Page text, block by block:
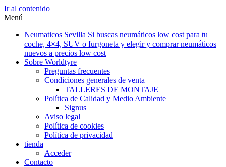
Ir al contenido
Menú
Neumaticos Sevilla Si buscas neumáticos low cost para tu
coche, 4×4, SUV o furgoneta y elegir y comprar neumáticos
nuevos a precios low cost
Sobre Worldtyre
Preguntas frecuentes
Condiciones generales de venta
TALLERES DE MONTAJE
Política de Calidad y Medio Ambiente
Signus
Aviso legal
Política de cookies
Política de privacidad
tienda
Acceder
Contacto